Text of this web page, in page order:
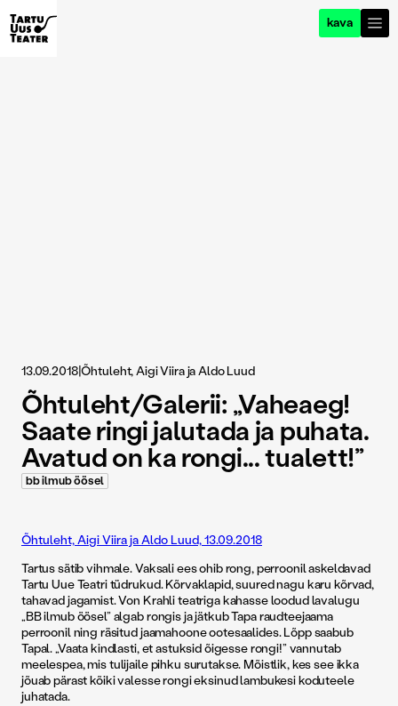
kava
13.09.2018|Õhtuleht, Aigi Viira ja Aldo Luud
Õhtuleht/Galerii: „Vaheaeg!
Saate ringi jalutada ja puhata.
Avatud on ka rongi... tualett!”
bb ilmub öösel
Õhtuleht, Aigi Viira ja Aldo Luud, 13.09.2018
Tartus sätib vihmale. Vaksali ees ohib rong, perroonil askeldavad
Tartu Uue Teatri tüdrukud. Kõrvaklapid, suured nagu karu kõrvad,
tahavad jagamist. Von Krahli teatriga kahasse loodud lavalugu
„BB ilmub öösel” algab rongis ja jätkub Tapa raudteejaama
perroonil ning räsitud jaamahoone ootesaalides. Lõpp saabub
Tapal. „Vaata kindlasti, et astuksid õigesse rongi!” vannutab
meelespea, mis tulijaile pihku surutakse. Mõistlik, kes see ikka
jõuab pärast kõiki valesse rongi eksinud lambukesi koduteele
juhatada.